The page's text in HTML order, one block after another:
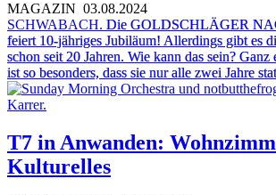
MAGAZIN 03.08.2024
SCHWABACH. Die GOLDSCHLÄGER
feiert 10-jähriges Jubiläum! Allerdings gibt es
schon seit 20 Jahren. Wie kann das sein?
ist so besonders, dass sie nur alle zwei Jahre
T7 in Anwanden:
Kulturelles